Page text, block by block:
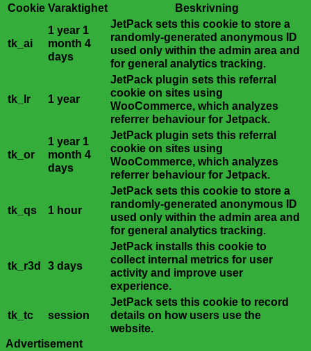
Cookie Varaktighet Beskrivning
tk_ai
1 year 1
month 4
days
JetPack sets this cookie to store a
randomly-generated anonymous ID
used only within the admin area and
for general analytics tracking.
tk_lr 1 year
JetPack plugin sets this referral
cookie on sites using
WooCommerce, which analyzes
referrer behaviour for Jetpack.
tk_or
1 year 1
month 4
days
JetPack plugin sets this referral
cookie on sites using
WooCommerce, which analyzes
referrer behaviour for Jetpack.
tk_qs 1 hour
JetPack sets this cookie to store a
randomly-generated anonymous ID
used only within the admin area and
for general analytics tracking.
tk_r3d 3 days
JetPack installs this cookie to
collect internal metrics for user
activity and improve user
experience.
tk_tc session
JetPack sets this cookie to record
details on how users use the
website.
Advertisement